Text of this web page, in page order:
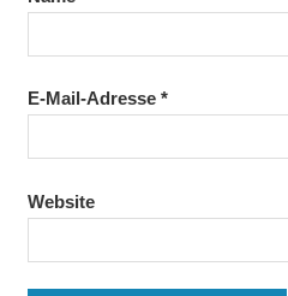
E-Mail-Adresse *
Website